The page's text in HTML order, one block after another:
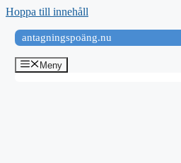
Hoppa till innehåll
antagningspoäng.nu
Meny